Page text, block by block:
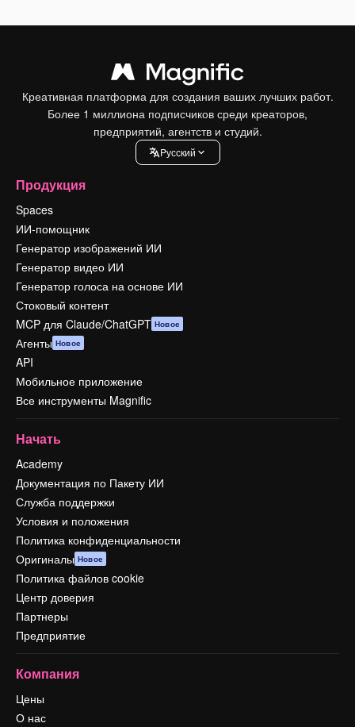
Креативная платформа для создания ваших лучших работ.
Более 1 миллиона подписчиков среди креаторов,
предприятий, агентств и студий.
Pусский
Продукция
Spaces
ИИ-помощник
Генератор изображений ИИ
Генератор видео ИИ
Генератор голоса на основе ИИ
Стоковый контент
MCP для Claude/ChatGPT Новое
Агенты Новое
API
Мобильное приложение
Все инструменты Magnific
Начать
Academy
Документация по Пакету ИИ
Служба поддержки
Условия и положения
Политика конфиденциальности
Оригиналы Новое
Политика файлов cookie
Центр доверия
Партнеры
Предприятие
Компания
Цены
О нас